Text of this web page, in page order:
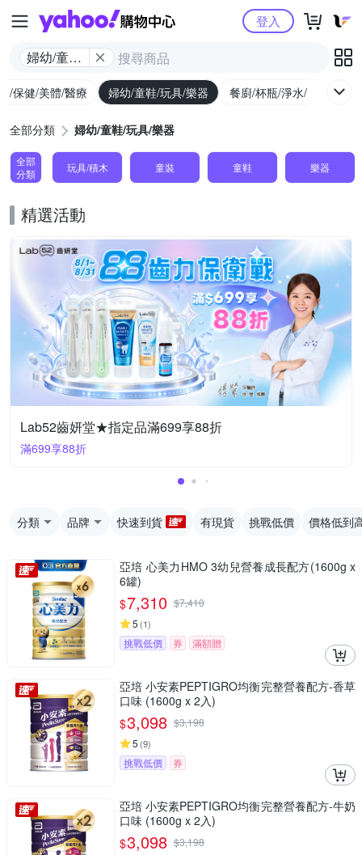
Yahoo購物中心
婦幼/童鞋/
登入
/保健/美體/醫療 婦幼/童鞋/玩具/樂器 餐廚/杯瓶/淨水/寵物
全部分類 婦幼/童鞋/玩具/樂器
全部
分類
玩具/積木 童裝 童鞋 樂器
精選活動
Lab52齒妍堂★指定品滿699享88折
滿699享88折
分類 品牌 快速到貨 有現貨 挑戰低價 價格低到
亞培 心美力HMO 3幼兒營養成長配方(1600g x
6罐)
$7,310 $7,410
5 (1)
挑戰低價 券 滿額贈
亞培 小安素PEPTIGRO均衡完整營養配方-香草
口味 (1600g x 2入)
$3,098 $3,198
5 (9)
挑戰低價 券
亞培 小安素PEPTIGRO均衡完整營養配方-牛奶
口味 (1600g x 2入)
$3,098 $3,198